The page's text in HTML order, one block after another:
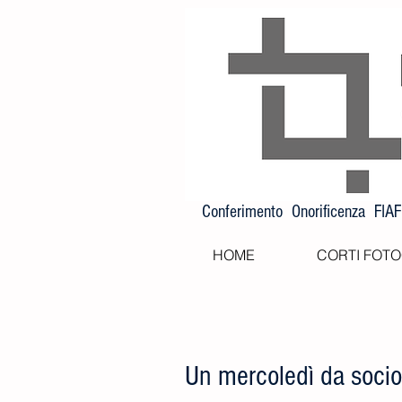
Conferimento Onorificenza
HOME CORTI
Un mercoledì da